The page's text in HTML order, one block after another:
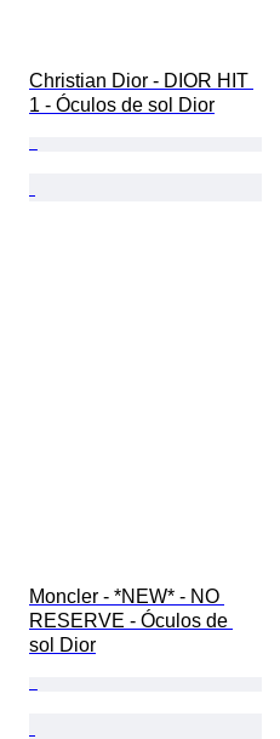
Christian Dior - DIOR HIT
1 - Óculos de sol Dior
Moncler - *NEW* - NO
RESERVE - Óculos de
sol Dior